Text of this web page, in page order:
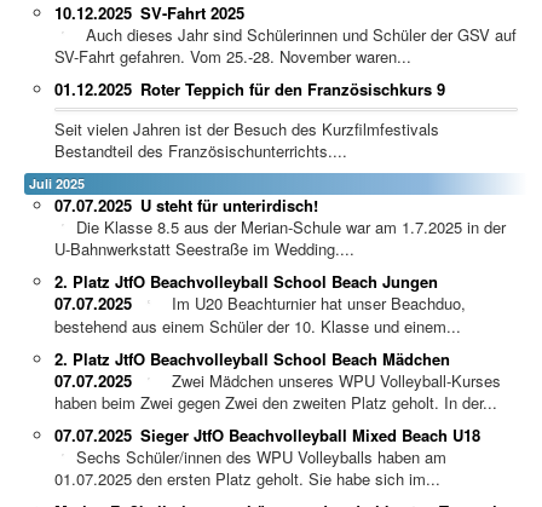
SV-Fahrt 2025
10.12.2025
Auch dieses Jahr sind Schülerinnen und Schüler der GSV auf
SV-Fahrt gefahren. Vom 25.-28. November waren...
Roter Teppich für den Französischkurs 9
01.12.2025
Seit vielen Jahren ist der Besuch des Kurzfilmfestivals
Bestandteil des Französischunterrichts....
Juli 2025
U steht für unterirdisch!
07.07.2025
Die Klasse 8.5 aus der Merian-Schule war am 1.7.2025 in der
U-Bahnwerkstatt Seestraße im Wedding....
2. Platz JtfO Beachvolleyball School Beach Jungen
07.07.2025
Im U20 Beachturnier hat unser Beachduo,
bestehend aus einem Schüler der 10. Klasse und einem...
2. Platz JtfO Beachvolleyball School Beach Mädchen
07.07.2025
Zwei Mädchen unseres WPU Volleyball-Kurses
haben beim Zwei gegen Zwei den zweiten Platz geholt. In der...
Sieger JtfO Beachvolleyball Mixed Beach U18
07.07.2025
Sechs Schüler/innen des WPU Volleyballs haben am
01.07.2025 den ersten Platz geholt. Sie habe sich im...